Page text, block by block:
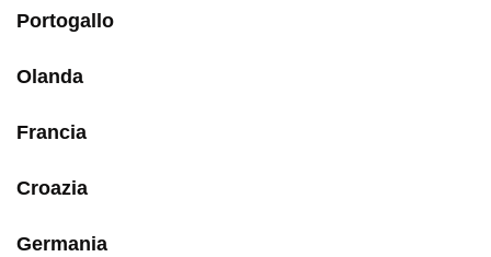
Portogallo
Olanda
Francia
Croazia
Germania